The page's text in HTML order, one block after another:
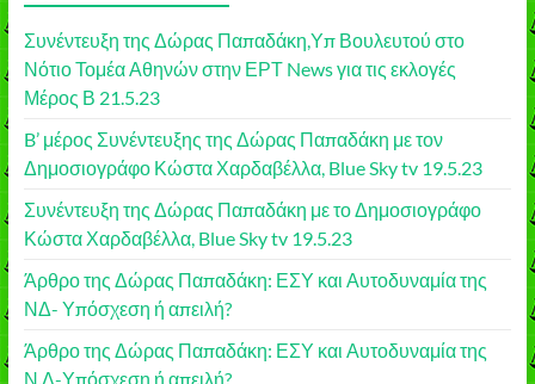
Συνέντευξη της Δώρας Παπαδάκη,Υπ Βουλευτού στο
Νότιο Τομέα Αθηνών στην ΕΡΤ News για τις εκλογές
Μέρος Β 21.5.23
B’ μέρος Συνέντευξης της Δώρας Παπαδάκη με τον
Δημοσιογράφο Κώστα Χαρδαβέλλα, Blue Sky tv 19.5.23
Συνέντευξη της Δώρας Παπαδάκη με το Δημοσιογράφο
Κώστα Χαρδαβέλλα, Blue Sky tv 19.5.23
Άρθρο της Δώρας Παπαδάκη: ΕΣΥ και Αυτοδυναμία της
ΝΔ- Υπόσχεση ή απειλή?
Άρθρο της Δώρας Παπαδάκη: ΕΣΥ και Αυτοδυναμία της
Ν.Δ-Υπόσχεση ή απειλή?